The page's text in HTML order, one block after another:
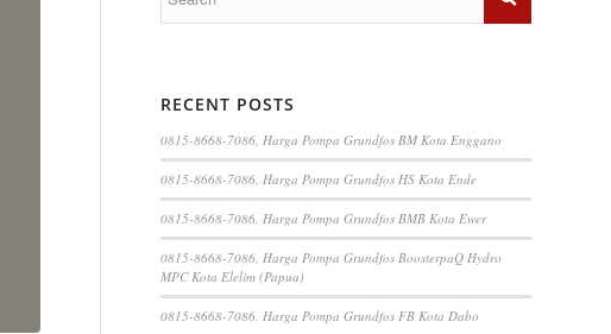
RECENT POSTS
0815-8668-7086, Harga Pompa Grundfos BM Kota Enggano
0815-8668-7086, Harga Pompa Grundfos HS Kota Ende
0815-8668-7086, Harga Pompa Grundfos BMB Kota Ewer
0815-8668-7086, Harga Pompa Grundfos BoosterpaQ Hydro
MPC Kota Elelim (Papua)
0815-8668-7086, Harga Pompa Grundfos FB Kota Dabo